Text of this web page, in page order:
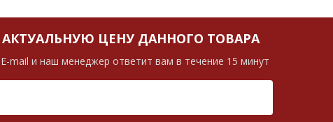
ЦЕНУ ДАННОГО ТОВАРА
mail и наш менеджер ответит вам в течение 15 минут